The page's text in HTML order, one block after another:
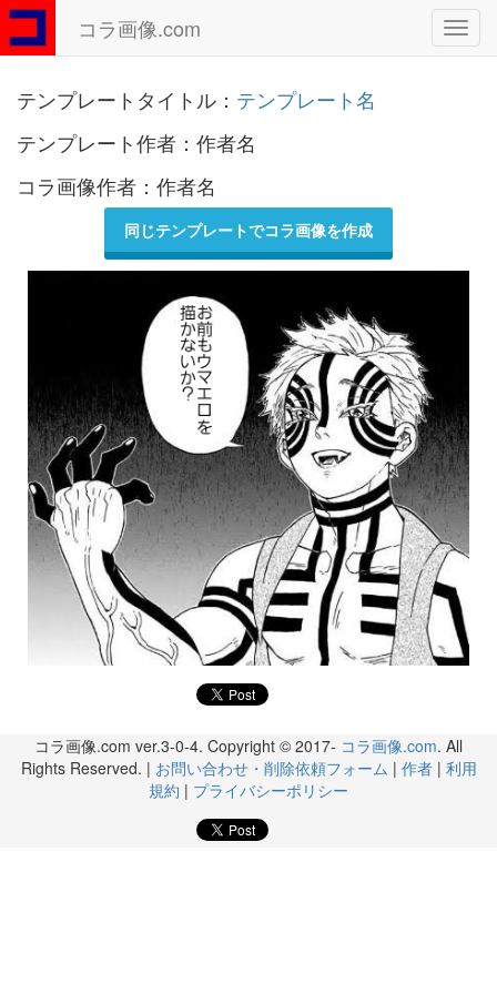
コラ画像.com
テンプレートタイトル： テンプレート名
テンプレート作者：作者名
コラ画像作者：作者名
同じテンプレートでコラ画像を作成
コラ画像.com ver.3-0-4. Copyright © 2017- コラ画像.com. All
Rights Reserved. | お問い合わせ・削除依頼フォーム | 作者| 利用
規約 | プライバシーポリシー